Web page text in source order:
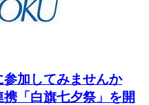
加してみませんか
「白旗七夕祭」を開